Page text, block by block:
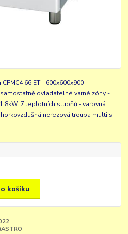
66 ET - 600x600x900 -
ovladatelné varné zóny -
7 teplotních stupňů - varovná
nerezová trouba multi s
košíku